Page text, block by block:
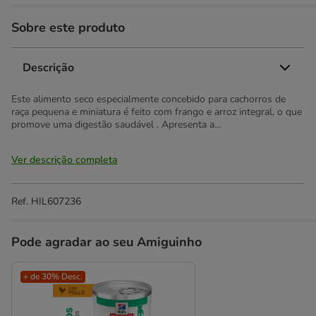
Sobre este produto
Descrição
Este alimento seco especialmente concebido para cachorros de
raça pequena e miniatura é feito com frango e arroz integral, o que
promove uma digestão saudável . Apresenta a...
Ver descrição completa
Ref. HIL607236
Pode agradar ao seu Amiguinho
+ de 30% Desc.